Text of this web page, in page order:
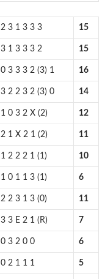
2 3 1 3 3 3 15
3 1 3 3 3 2 15
0 3 3 3 2 (3) 1 16
3 2 2 3 2 (3) 0 14
1 0 3 2 X (2) 12
2 1 X 2 1 (2) 11
1 2 2 2 1 (1) 10
1 0 1 1 3 (1) 6
2 2 3 1 3 (0) 11
3 3 E 2 1 (R) 7
0 3 2 0 0 6
0 2 1 1 1 5